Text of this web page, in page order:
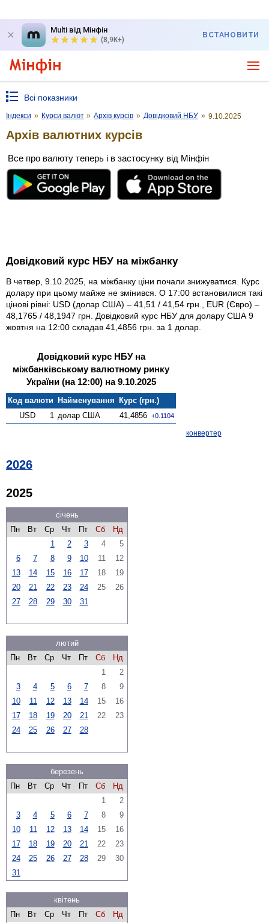
Multi від Мінфін
(8,9K+)
ВСТАНОВИТИ
Всі показники
Індекси » Курси валют » Архів курсів » Довідковий НБУ » 9.10.2025
Архів валютних курсів
Все про валюту теперь і в застосунку від Мінфін
Довідковий курс НБУ на міжбанку
В четвер, 9.10.2025, на міжбанку ціни почали знижуватися. Курс
долару при цьому майже не змінився. О 17:00 встановилися такі
цінові рівні: USD (долар США) – 41,51 / 41,54 грн., EUR (Євро) –
48,1765 / 48,1947 грн. Довідковий курс НБУ для долару США 9
жовтня на 12:00 складав 41,4856 грн. за 1 долар.
Довідковий курс НБУ на
міжбанківському валютному ринку
України (на 12:00) на 9.10.2025
Код валюти Найменування
Курс (грн.)
USD
1 долар США 41,4856 +0.1104
конвертер
2026
2025
січень
Пн
Вт Ср Чт Пт Сб
Нд
1
2 3 4
5
6
7 8 9 10 11
12
13
14 15 16 17 18
19
20
21 22 23 24 25
26
27
28 29 30 31
лютий
Пн
Вт Ср Чт Пт Сб
Нд
1
2
3
4 5 6 7 8
9
10
11 12 13 14 15
16
17
18 19 20 21 22
23
24
25 26 27 28
березень
Пн
Вт Ср Чт Пт Сб
Нд
1
2
3
4 5 6 7 8
9
10
11 12 13 14 15
16
17
18 19 20 21 22
23
24
25 26 27 28 29
30
31
квітень
Пн
Вт Ср Чт Пт Сб
Нд